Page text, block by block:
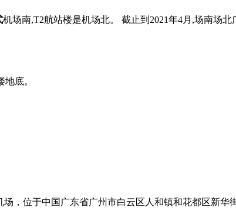
机场南,T2航站楼是机场北。 截止到2021年4月,场南场
底。
，位于中国广东省广州市白云区人和镇和花都区新华